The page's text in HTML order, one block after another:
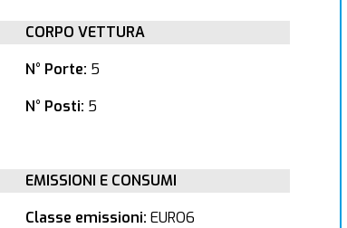
CORPO VETTURA
N° Porte: 5
N° Posti: 5
EMISSIONI E CONSUMI
Classe emissioni: EURO6